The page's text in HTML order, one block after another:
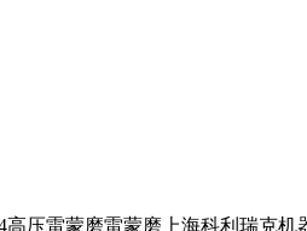
压雷蒙磨雷蒙磨上海科利瑞克